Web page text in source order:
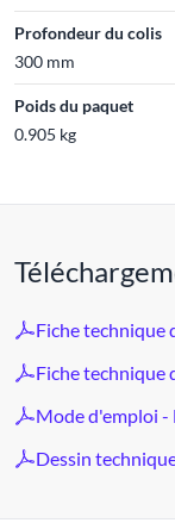
Profondeur du colis
300 mm
Poids du paquet
0.905 kg
Fiche technique
Fiche technique
Mode d'emploi -
Dessin